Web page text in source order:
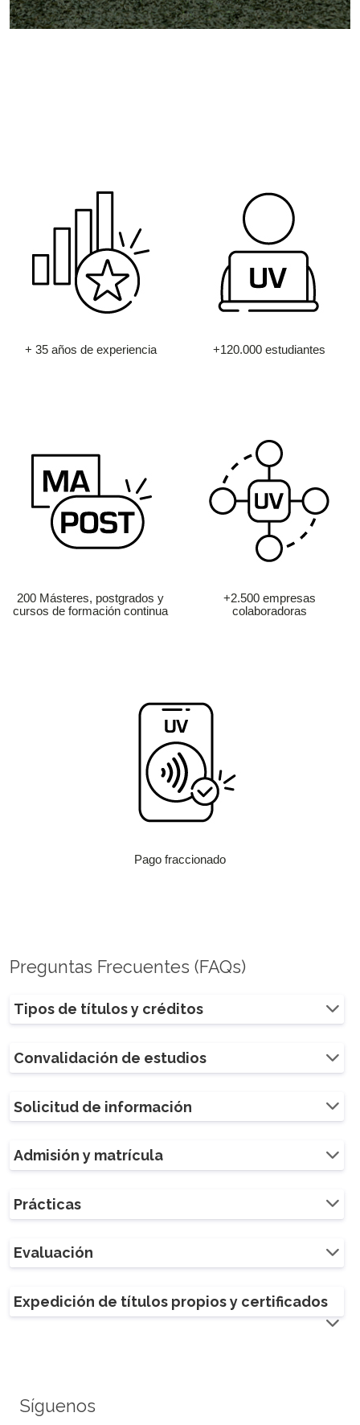
+ 35 años de experiencia +120.000 estudiantes
200 Másteres, postgrados y
cursos de formación continua
+2.500 empresas
colaboradoras
Pago fraccionado
Preguntas Frecuentes (FAQs)
Tipos de títulos y créditos
Convalidación de estudios
Solicitud de información
Admisión y matrícula
Prácticas
Evaluación
Expedición de títulos propios y certificados
Síguenos